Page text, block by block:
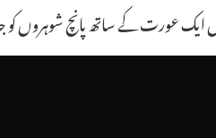
ایک عورت کے ساتھ پانچ شوہروں